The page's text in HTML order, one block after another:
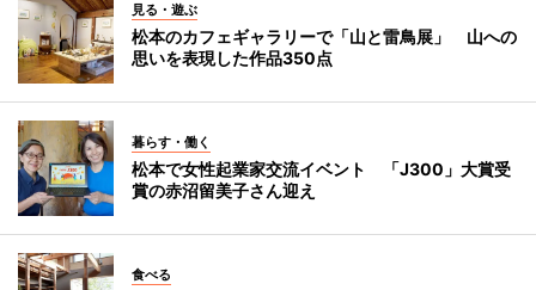
見る・遊ぶ
松本のカフェギャラリーで「山と雷鳥展」 山への
思いを表現した作品350点
暮らす・働く
松本で女性起業家交流イベント 「J300」大賞受
賞の赤沼留美子さん迎え
食べる